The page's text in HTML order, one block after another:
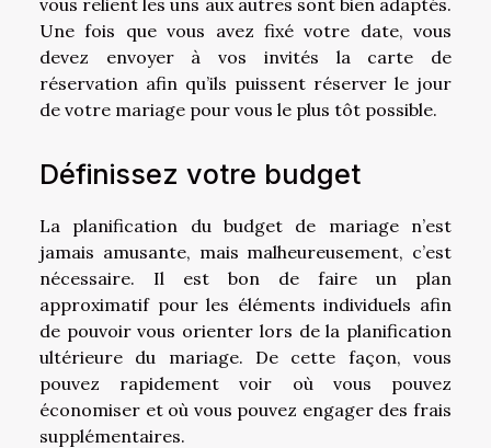
vous relient les uns aux autres sont bien adaptés.
Une fois que vous avez fixé votre date, vous
devez envoyer à vos invités la carte de
réservation afin qu’ils puissent réserver le jour
de votre mariage pour vous le plus tôt possible.
Définissez votre budget
La planification du budget de mariage n’est
jamais amusante, mais malheureusement, c’est
nécessaire. Il est bon de faire un plan
approximatif pour les éléments individuels afin
de pouvoir vous orienter lors de la planification
ultérieure du mariage. De cette façon, vous
pouvez rapidement voir où vous pouvez
économiser et où vous pouvez engager des frais
supplémentaires.